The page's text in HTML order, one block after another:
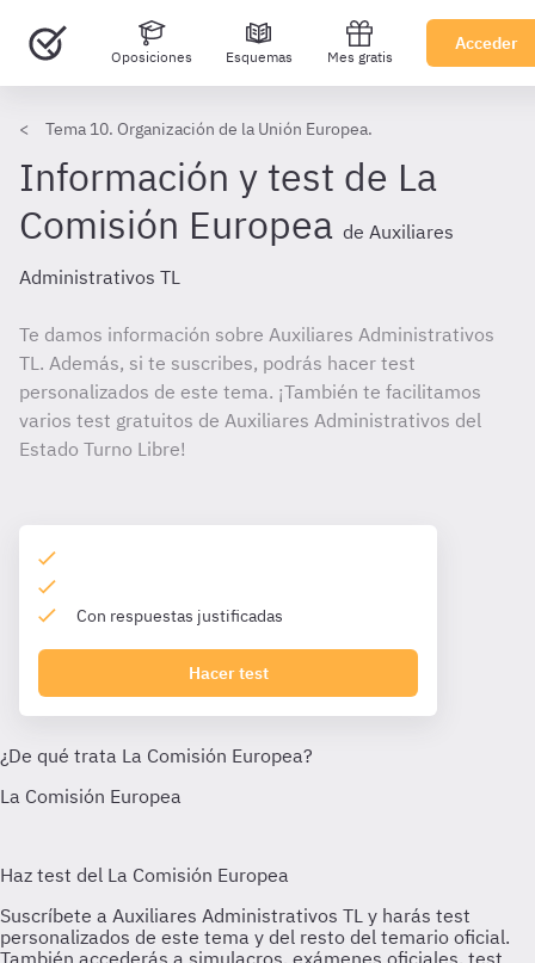
Oposiciones Esquemas Mes gratis
Acceder
Tema 10. Organización de la Unión Europea.
Información y test de La
Comisión Europea de Auxiliares
Administrativos TL
Te damos información sobre Auxiliares Administrativos
TL. Además, si te suscribes, podrás hacer test
personalizados de este tema. ¡También te facilitamos
varios test gratuitos de Auxiliares Administrativos del
Estado Turno Libre!
Con respuestas justificadas
Hacer test